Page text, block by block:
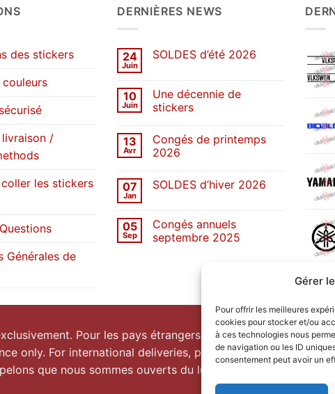
Gérer
Pour offrir les meilleures
cookies pour stocker et/ou
à ces technologies nous
de navigation ou les ID
consentement peut avoir un
des stickers
couleurs
/
les stickers
Générales de
DERNIÈRES NEWS
24
Juin
SOLDES d’été 2026
SOLDES
d’été
2026
10
Juin
Une décennie de
stickers
sur
Une
décennie
13
Avr
Congés de printemps
2026
sur
2026
07
Jan
SOLDES d’hiver 2026
SOLDES
d’hiver
2026
05
Sep
Congés annuels
septembre 2025
2025
Pour les pays étrangers, prenezcontactavec
only. For international deliveries, pleasecontact us.
que nous sommes ouverts du lundi au vendredi.